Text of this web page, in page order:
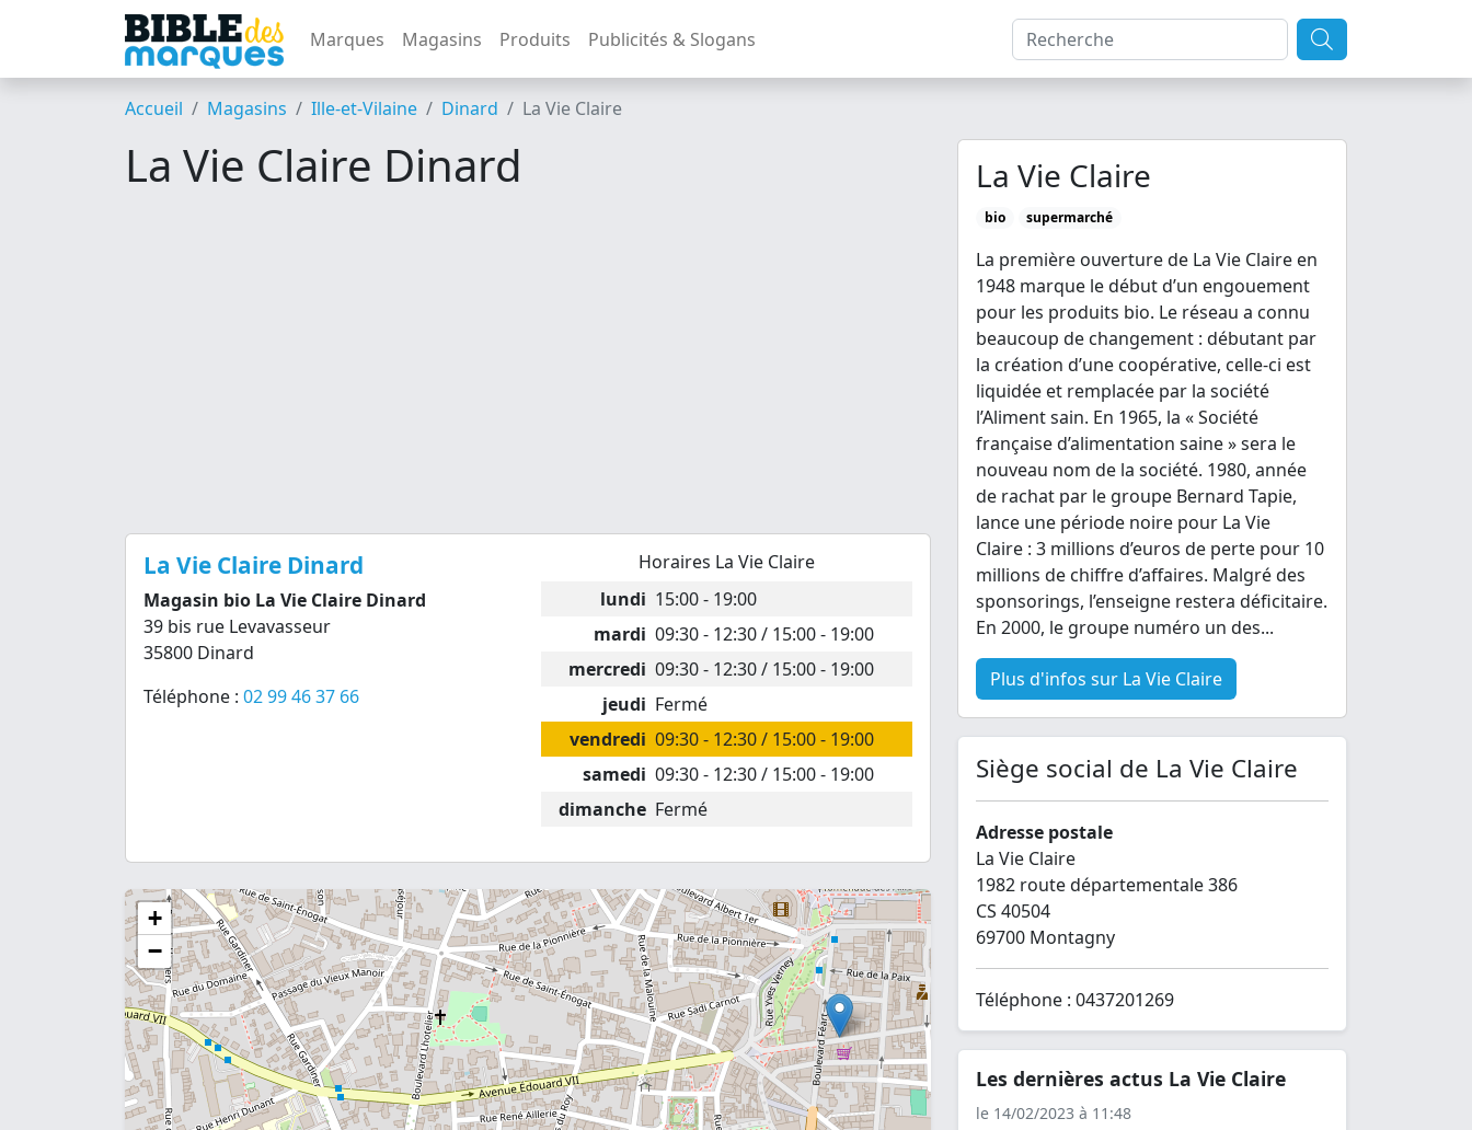
Marques Magasins Produits Publicités & Slogans
Accueil Magasins Ille-et-Vilaine Dinard La Vie Claire
La Vie Claire Dinard
La Vie Claire Dinard
Magasin bio La Vie Claire Dinard
39 bis rue Levavasseur
35800 Dinard
Téléphone : 02 99 46 37 66
Horaires La Vie Claire
lundi 15:00 - 19:00
mardi 09:30 - 12:30 / 15:00 - 19:00
mercredi 09:30 - 12:30 / 15:00 - 19:00
jeudi Fermé
vendredi 09:30 - 12:30 / 15:00 - 19:00
samedi 09:30 - 12:30 / 15:00 - 19:00
dimanche Fermé
+
−
La Vie Claire
bio supermarché
La première ouverture de La Vie Claire en
1948 marque le début d’un engouement
pour les produits bio. Le réseau a connu
beaucoup de changement : débutant par
la création d’une coopérative, celle-ci est
liquidée et remplacée par la société
l’Aliment sain. En 1965, la « Société
française d’alimentation saine » sera le
nouveau nom de la société. 1980, année
de rachat par le groupe Bernard Tapie,
lance une période noire pour La Vie
Claire : 3 millions d’euros de perte pour 10
millions de chiffre d’affaires. Malgré des
sponsorings, l’enseigne restera déficitaire.
En 2000, le groupe numéro un des...
Plus d'infos sur La Vie Claire
Siège social de La Vie Claire
Adresse postale
La Vie Claire
1982 route départementale 386
CS 40504
69700 Montagny
Téléphone : 0437201269
Les dernières actus La Vie Claire
le 14/02/2023 à 11:48